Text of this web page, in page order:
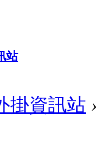
掛資訊站 ›